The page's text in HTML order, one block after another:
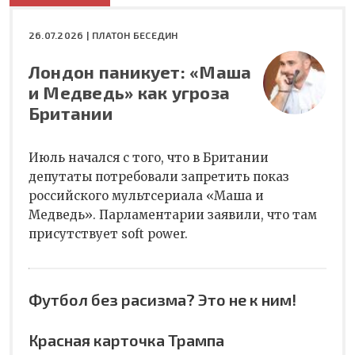
26.07.2026 | ПЛАТОН БЕСЕДИН
Лондон паникует: «Маша
и Медведь» как угроза
Британии
Июль начался с того, что в Британии
депутаты потребовали запретить показ
российского мультсериала «Маша и
Медведь». Парламентарии заявили, что там
присутствует soft power.
Футбол без расизма? Это не к ним!
Красная карточка Трампа